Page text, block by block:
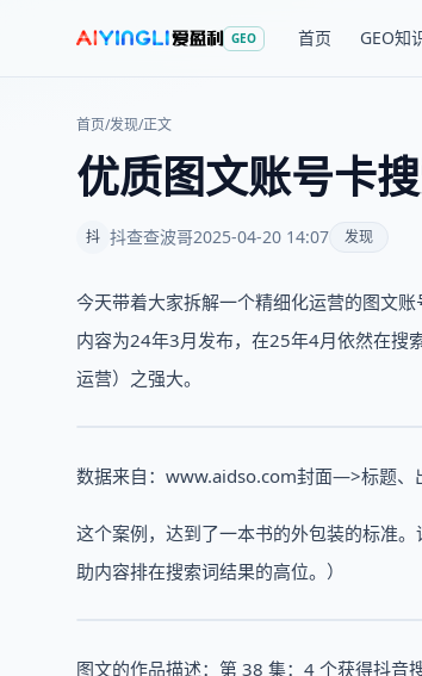
GEO 首页 GEO知
首页/发现/正文
优质图文账号卡
抖 抖查查波哥2025-04-20 14:07 发现
今天带着大家拆解一个精细化运营的图文
内容为24年3月发布，在25年4月依然在搜
运营）之强大。
数据来自：www.aidso.com封面—>标题、
这个案例，达到了一本书的外包装的标准
助内容排在搜索词结果的高位。）
图文的作品描述：第 38 集：4 个获得抖